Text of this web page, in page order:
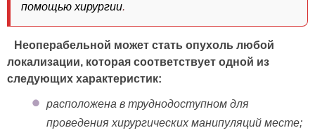
помощью хирургии.
Неоперабельной может стать опухоль любой
локализации, которая соответствует одной из
следующих характеристик:
расположена в труднодоступном для
проведения хирургических манипуляций месте;